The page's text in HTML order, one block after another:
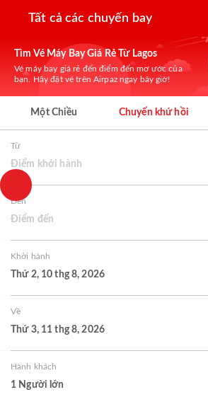
Tất cả các chuyến bay
Tìm Vé Máy Bay Giá Rẻ Từ Lagos
Vé máy bay giá rẻ đến điểm đến mơ ước của
bạn. Hãy đặt vé trên Airpaz ngay bây giờ!
Một Chiều Chuyến khứ hồi
Từ
Điểm khởi hành
Đến
Điểm đến
Khởi hành
Thứ 2, 10 thg 8, 2026
Về
Thứ 3, 11 thg 8, 2026
Hành khách
1 Người lớn